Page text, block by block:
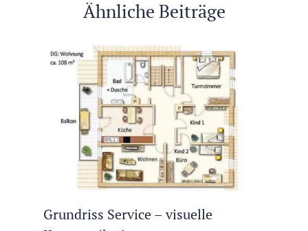
Ähnliche Beiträge
Grundriss Service – visuelle